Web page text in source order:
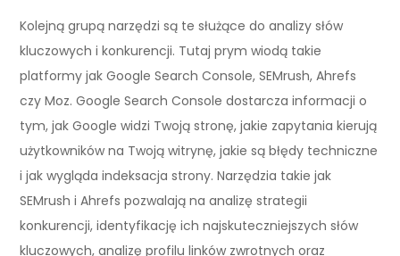
Kolejną grupą narzędzi są te służące do analizy słów
kluczowych i konkurencji. Tutaj prym wiodą takie
platformy jak Google Search Console, SEMrush, Ahrefs
czy Moz. Google Search Console dostarcza informacji o
tym, jak Google widzi Twoją stronę, jakie zapytania kierują
użytkowników na Twoją witrynę, jakie są błędy techniczne
i jak wygląda indeksacja strony. Narzędzia takie jak
SEMrush i Ahrefs pozwalają na analizę strategii
konkurencji, identyfikację ich najskuteczniejszych słów
kluczowych, analizę profilu linków zwrotnych oraz